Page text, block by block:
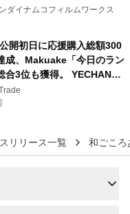
GUNDAM Statue ―
―』を上映！
ダイナムコフィルムワークス
開初日に応援購入総額300
成、Makuake「今日のラン
合3位も獲得。 YECHAN音
グボウル第2弾の大型サイ
・3XL）を先行販売中
リリース一覧 和ごころ